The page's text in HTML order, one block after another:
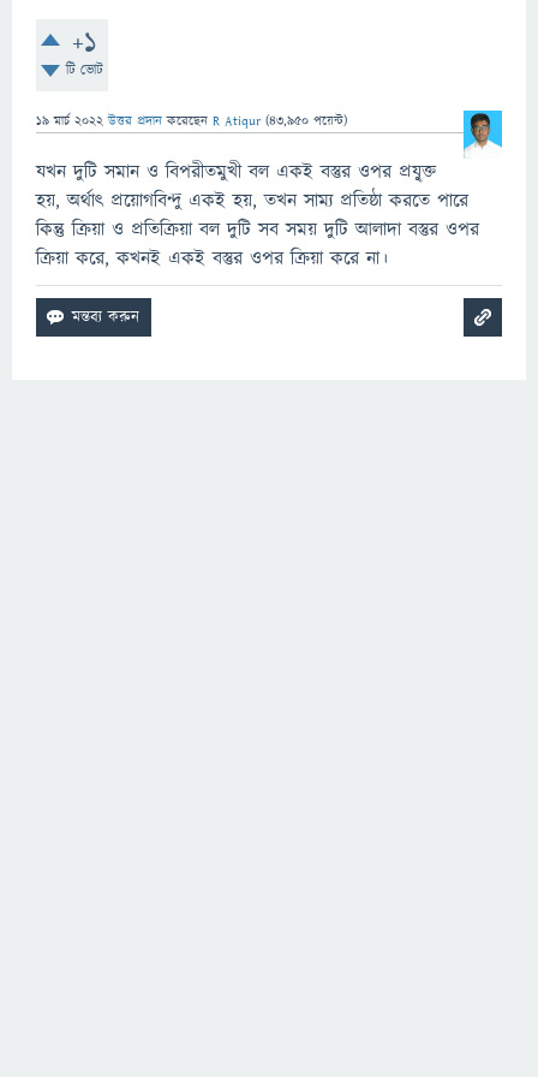
+1
টি ভোট
19 মার্চ 2022 উত্তর প্রদান করেছেন R Atiqur (43,950 পয়েন্ট)
যখন দুটি সমান ও বিপরীতমুখী বল একই বস্তুর ওপর প্রযু্ক্ত
হয়, অর্থাৎ প্রয়োগবিন্দু একই হয়, তখন সাম্য প্রতিষ্ঠা করতে পারে
কিন্তু ক্রিয়া ও প্রতিক্রিয়া বল দুটি সব সময় দুটি আলাদা বস্তুর ওপর
ক্রিয়া করে, কখনই একই বস্তুর ওপর ক্রিয়া করে না।